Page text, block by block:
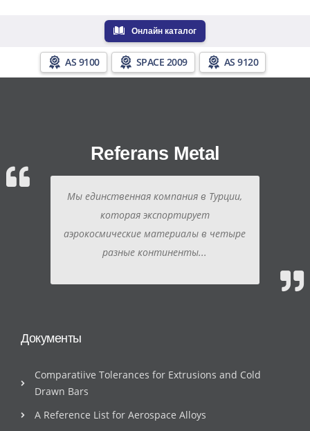
Онлайн каталог
AS 9100 SPACE 2009 AS 9120
Referans Metal
Мы единственная компания в Турции,
которая экспортирует
аэрокосмические материалы в четыре
разные континенты...
Документы
Comparatiive Tolerances for Extrusions and Cold
Drawn Bars
A Reference List for Aerospace Alloys